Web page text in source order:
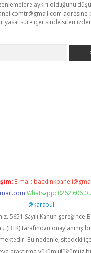
aykırı olduğunu
adresine
yasal süre içerisinde sitemizden
E-mail:
Whatsapp: 0262 606 0
@karabul
5651 Sayılı Kanun gereğince
(BTK) tarafından onaylanmış bir
Bu nedenle, sitedeki
araştırma yükümlülüğümüz